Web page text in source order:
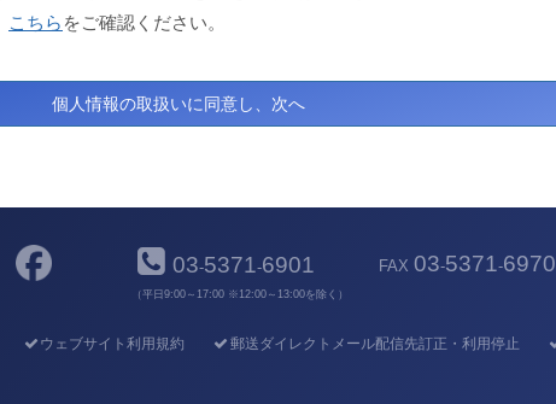
こちら をご確認ください。
03-5371-6901
（平日9:00～17:00 ※12:00～13:00を除く）
FAX 03-5371-6970
ウェブサイト利用規約 郵送ダイレクトメール配信先訂正・利用停止